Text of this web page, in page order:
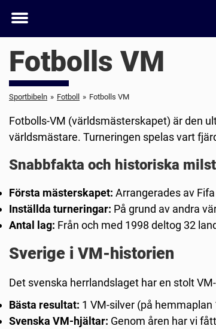
Toggle
Fotbolls VM
Sportbibeln » Fotboll » Fotbolls VM
Fotbolls-VM (världsmästerskapet) är den
världsmästare. Turneringen spelas vart
Snabbfakta och historiska
Första mästerskapet: Arrangerades av Fifa
Inställda turneringar: På grund av andra
Antal lag: Från och med 1998 deltog 32
Sverige i VM-historien
Det svenska herrlandslaget har en stolt
Bästa resultat: 1 VM-silver (på
Svenska VM-hjältar: Genom åren har vi